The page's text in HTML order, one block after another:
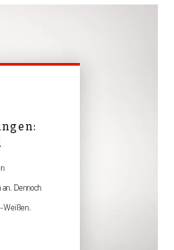
an. Dennoch
Weißen.